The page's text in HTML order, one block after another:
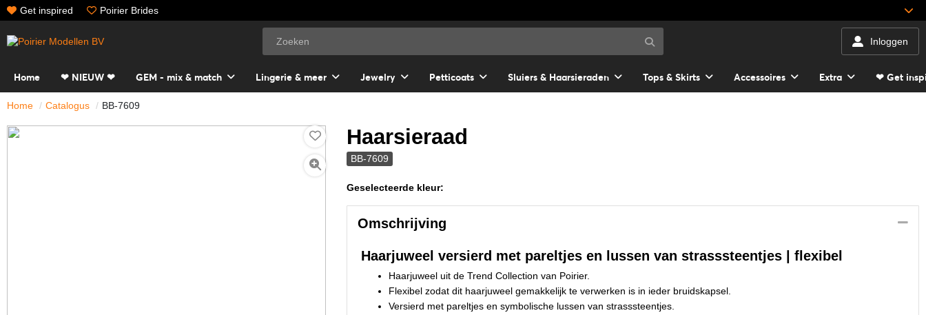
Get inspired Poirier Brides
Inloggen
Home ❤ NIEUW ❤ GEM - mix & match Lingerie & meer Jewelry Petticoats Sluiers & Haarsieraden Tops & Skirts Accessoires Extra ❤ Get
Home Catalogus BB-7609
Haarsieraad
BB-7609
Geselecteerde kleur:
Omschrijving
Haarjuweel versierd met pareltjes en lussen van strasssteentjes | flexibel
Haarjuweel uit de Trend Collection van Poirier.
Flexibel zodat dit haarjuweel gemakkelijk te verwerken is in ieder bruidskapsel.
Versierd met pareltjes en symbolische lussen van strasssteentjes.